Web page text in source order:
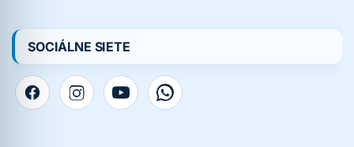
SOCIÁLNE SIETE